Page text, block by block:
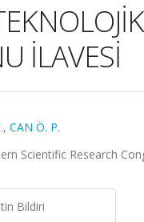
İLAVESİ
, CAN Ö. P.
Scientific Research
Bildiri